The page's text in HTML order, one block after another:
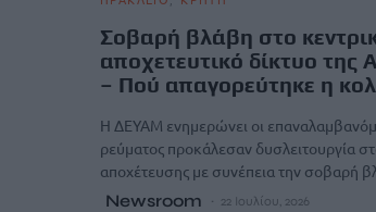
Σοβαρή βλάβη στο
αποχετευτικό δίκτυο της
– Πού απαγορεύτηκε η
Η ΔΕΥΑΜ ενημερώνει οι
ρεύματος προκάλεσαν δυσλειτουργία
αποχέτευσης με συνέπεια την σοβαρή
Newsroom 22 Ιουλίου, 2026